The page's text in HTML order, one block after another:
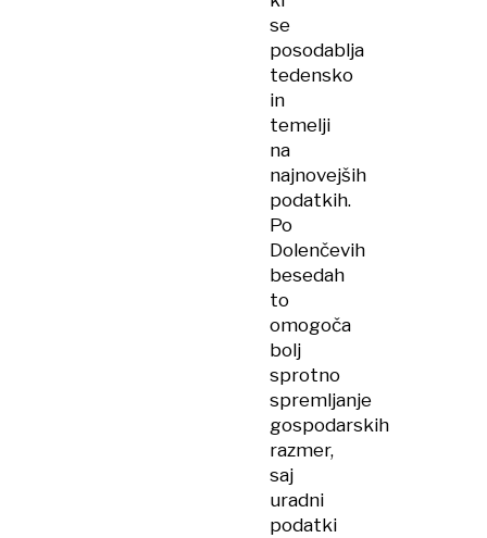
se
posodablja
tedensko
in
temelji
na
najnovejših
podatkih.
Po
Dolenčevih
besedah
to
omogoča
bolj
sprotno
spremljanje
gospodarskih
razmer,
saj
uradni
podatki